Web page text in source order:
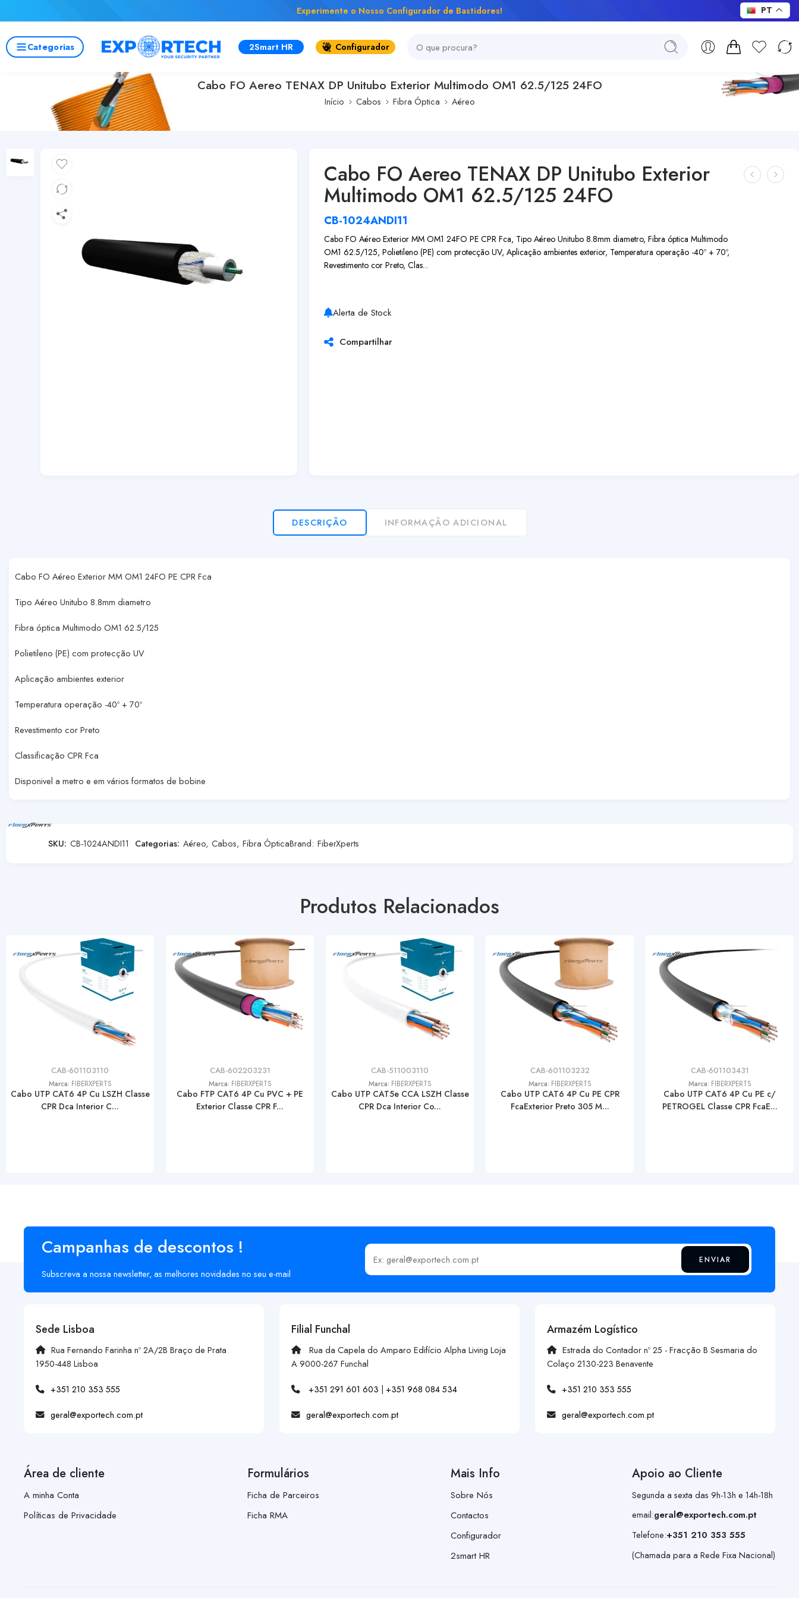
Experimente o Nosso Configurador de Bastidores!
Categorias 2Smart HR Configurador
Cabo FO Aereo TENAX DP Unitubo Exterior Multimodo OM1 62.5/125 24FO
Início Cabos Fibra Óptica Aéreo
Cabo FO Aereo TENAX DP Unitubo Exterior
Multimodo OM1 62.5/125 24FO
CB-1024ANDI11
Cabo FO Aéreo Exterior MM OM1 24FO PE CPR Fca, Tipo Aéreo Unitubo 8.8mm diametro, Fibra óptica Multimodo
OM1 62.5/125, Polietileno (PE) com protecção UV, Aplicação ambientes exterior, Temperatura operação -40º + 70º,
Revestimento cor Preto, Clas...
Alerta de Stock
Compartilhar
DESCRIÇÃO INFORMAÇÃO ADICIONAL
Cabo FO Aéreo Exterior MM OM1 24FO PE CPR Fca
Tipo Aéreo Unitubo 8.8mm diametro
Fibra óptica Multimodo OM1 62.5/125
Polietileno (PE) com protecção UV
Aplicação ambientes exterior
Temperatura operação -40º + 70º
Revestimento cor Preto
Classificação CPR Fca
Disponivel a metro e em vários formatos de bobine
SKU: CB-1024ANDI11 Categorias: Aéreo, Cabos, Fibra ÓpticaBrand: FiberXperts
Produtos Relacionados
CAB-601103110
Marca: FIBERXPERTS
Cabo UTP CAT6 4P Cu LSZH Classe
CPR Dca Interior C...
CAB-602203231
Marca: FIBERXPERTS
Cabo FTP CAT6 4P Cu PVC + PE
Exterior Classe CPR F...
CAB-511003110
Marca: FIBERXPERTS
Cabo UTP CAT5e CCA LSZH Classe
CPR Dca Interior Co...
CAB-601103232
Marca: FIBERXPERTS
Cabo UTP CAT6 4P Cu PE CPR
FcaExterior Preto 305 M...
CAB-601103431
Marca: FIBERXPERTS
Cabo UTP CAT6 4P Cu PE c/
PETROGEL Classe CPR FcaE...
Campanhas de descontos !
Subscreva a nossa newsletter, as melhores novidades no seu e-mail
Insira o seu email ENVIAR
Sede Lisboa
Rua Fernando Farinha nº 2A/2B Braço de Prata
1950-448 Lisboa
+351 210 353 555
geral@exportech.com.pt
Filial Funchal
Rua da Capela do Amparo Edifício Alpha Living Loja
A 9000-267 Funchal
+351 291 601 603 | +351 968 084 534
geral@exportech.com.pt
Armazém Logístico
Estrada do Contador nº 25 - Fracção B Sesmaria do
Colaço 2130-223 Benavente
+351 210 353 555
geral@exportech.com.pt
Área de cliente
A minha Conta
Políticas de Privacidade
Formulários
Ficha de Parceiros
Ficha RMA
Mais Info
Sobre Nós
Contactos
Configurador
2smart HR
Apoio ao Cliente
Segunda a sexta das 9h-13h e 14h-18h
email:geral@exportech.com.pt
Telefone:+351 210 353 555
(Chamada para a Rede Fixa Nacional)
PT